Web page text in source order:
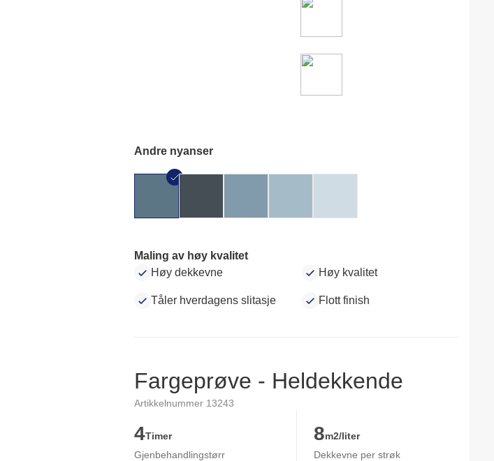
Andre nyanser
Maling av høy kvalitet
Høy dekkevne
Høy kvalitet
Tåler hverdagens slitasje Flott finish
Fargeprøve - Heldekkende
Artikkelnummer 13243
4Timer
Gjenbehandlingstørr
8m2/liter
Dekkevne per strøk